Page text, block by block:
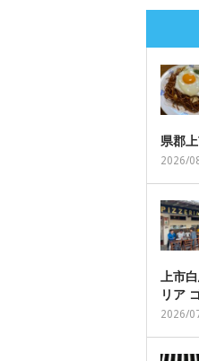
県郡
2026/
上市
リア
2026/